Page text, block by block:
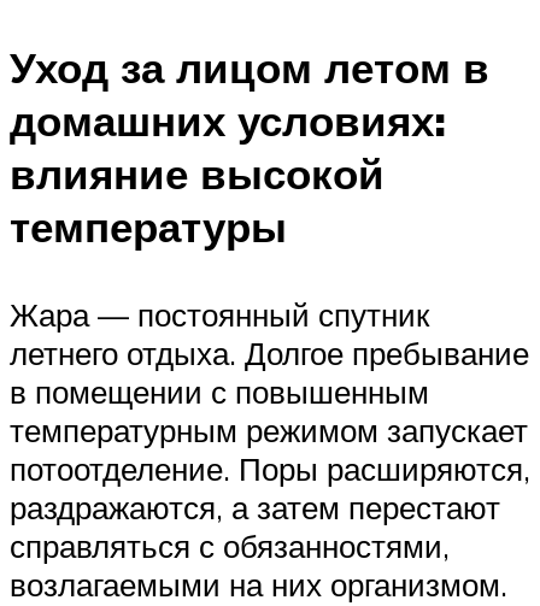
Уход за лицом летом в
домашних условиях:
влияние высокой
температуры
Жара — постоянный спутник
летнего отдыха. Долгое пребывание
в помещении с повышенным
температурным режимом запускает
потоотделение. Поры расширяются,
раздражаются, а затем перестают
справляться с обязанностями,
возлагаемыми на них организмом.